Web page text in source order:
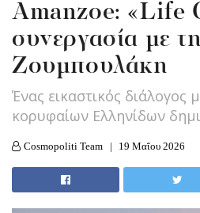
Amanzoe: «Life
συνεργασία με
Ζουμπουλάκη
Ένας εικαστικός διάλογος
κορυφαίων Ελληνίδων
Cosmopoliti Team 19 Μαΐου 2026